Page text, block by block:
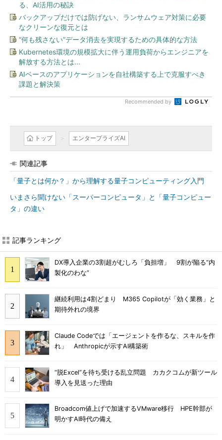
る、AI活用の秘訣
バックアップだけでは防げない、ランサムウェア対策に必要
なクリーンな復元とは
“何も残さない”データ消去を実現するための具体的な方法
Kubernetes環境の規模拡大に伴う運用負荷からエンジニアを
解放する方法とは...
AIベースのアプリケーションを自社構築する上で克服すべき
課題と解決策
Recommended by
トップ エンタープライズAI
関連記事
「量子とは何か？」から理解する量子コンピューティング入門
いまさら聞けない「スーパーコンピュータ」と「量子コンピュー
タ」の違い
記事ランキング
DX導入企業の3割超がむしろ「負担増」 9割が陥る“内
製化のわな”
継続利用は4割どまり M365 Copilotが「効く業務」と
期待外れの境界
Claude Codeでは「エージェントを作るな、スキルを作
れ」 Anthropicが示すAI構築術
“脱Excel”を待ち受ける乱立問題 カカクコムが新ツール
導入を見送った理由
Broadcom値上げで加速するVMware移行 HPE幹部が
明かすAI時代の備え